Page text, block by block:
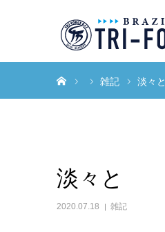
雑記 淡々と
淡々と
2020.07.18 雑記